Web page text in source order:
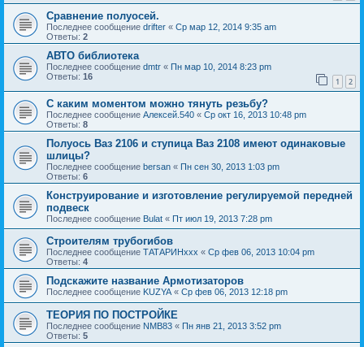
Сравнение полуосей.
Последнее сообщение drifter « Ср мар 12, 2014 9:35 am
Ответы: 2
АВТО библиотека
Последнее сообщение dmtr « Пн мар 10, 2014 8:23 pm
Ответы: 16 1 2
С каким моментом можно тянуть резьбу?
Последнее сообщение Алексей.540 « Ср окт 16, 2013 10:48 pm
Ответы: 8
Полуось Ваз 2106 и ступица Ваз 2108 имеют одинаковые
шлицы?
Последнее сообщение bersan « Пн сен 30, 2013 1:03 pm
Ответы: 6
Конструирование и изготовление регулируемой передней
подвеск
Последнее сообщение Bulat « Пт июл 19, 2013 7:28 pm
Строителям трубогибов
Последнее сообщение ТАТАРИНххх « Ср фев 06, 2013 10:04 pm
Ответы: 4
Подскажите название Армотизаторов
Последнее сообщение KUZYA « Ср фев 06, 2013 12:18 pm
ТЕОРИЯ ПО ПОСТРОЙКЕ
Последнее сообщение NMB83 « Пн янв 21, 2013 3:52 pm
Ответы: 5